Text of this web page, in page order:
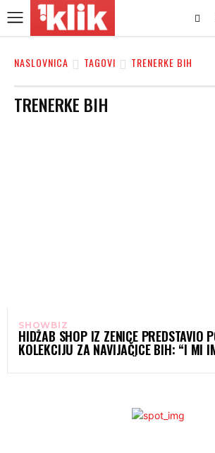
NASLOVNICA TAGOVI TRENERKE BIH
TRENERKE BIH
SHOWBIZ
HIDŽAB SHOP IZ ZENICE PREDSTAVIO
KOLEKCIJU ZA NAVIJAČICE BIH: “I MI
NOSITI BOJE SVOJE DRŽAVE”